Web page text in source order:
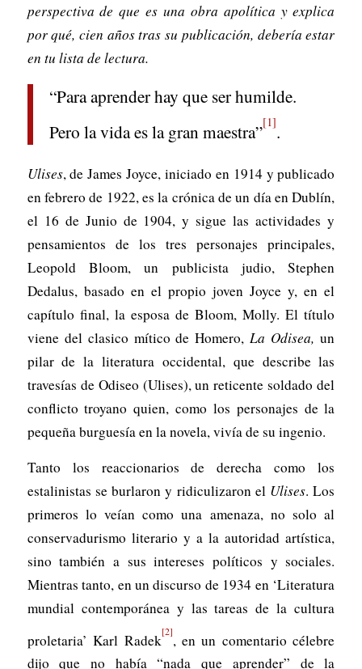
perspectiva de que es una obra apolítica y explica
por qué, cien años tras su publicación, debería estar
en tu lista de lectura.
“Para aprender hay que ser humilde.
Pero la vida es la gran maestra”[1].
Ulises, de James Joyce, iniciado en 1914 y publicado
en febrero de 1922, es la crónica de un día en Dublín,
el 16 de Junio de 1904, y sigue las actividades y
pensamientos de los tres personajes principales,
Leopold Bloom, un publicista judio, Stephen
Dedalus, basado en el propio joven Joyce y, en el
capítulo final, la esposa de Bloom, Molly. El título
viene del clasico mítico de Homero,La Odisea,un
pilar de la literatura occidental, que describe las
travesías de Odiseo (Ulises), un reticente soldado del
conflicto troyano quien, como los personajes de la
pequeña burguesía en la novela, vivía de su ingenio.
Tanto los reaccionarios de derecha como los
estalinistas se burlaron y ridiculizaron el Ulises. Los
primeros lo veían como una amenaza, no solo al
conservadurismo literario y a la autoridad artística,
sino también a sus intereses políticos y sociales.
Mientras tanto, en un discurso de 1934 en ‘Literatura
mundial contemporánea y las tareas de la cultura
proletaria’ Karl Radek[2], en un comentario célebre
dijo que no había “nada que aprender” de la